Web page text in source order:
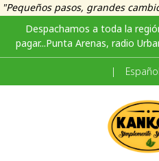
"Pequeños pasos, grandes
Despachamos a toda la
pagar...Punta Arenas, radio
|